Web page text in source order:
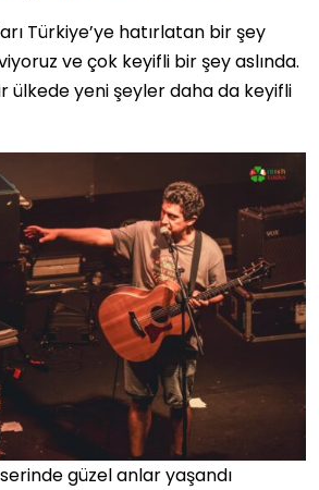
Türkiye’ye hatırlatan bir şey
ve çok keyifli bir şey aslında.
ülkede yeni şeyler daha da keyifli
güzel anlar yaşandı